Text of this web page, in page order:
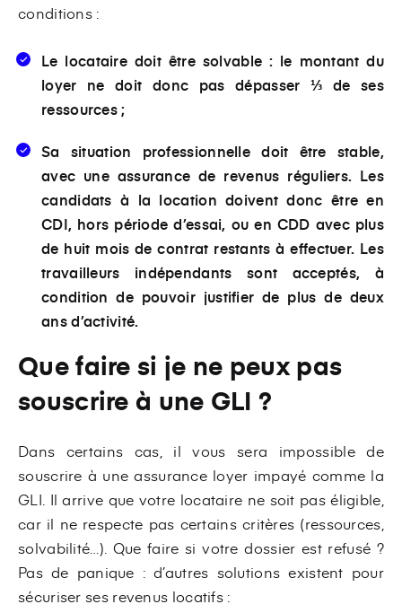
conditions :
Le locataire doit être solvable : le montant du
loyer ne doit donc pas dépasser ⅓ de ses
ressources ;
Sa situation professionnelle doit être stable,
avec une assurance de revenus réguliers. Les
candidats à la location doivent donc être en
CDI, hors période d’essai, ou en CDD avec plus
de huit mois de contrat restants à effectuer. Les
travailleurs indépendants sont acceptés, à
condition de pouvoir justifier de plus de deux
ans d’activité.
Que faire si je ne peux pas
souscrire à une GLI ?
Dans certains cas, il vous sera impossible de
souscrire à une assurance loyer impayé comme la
GLI. Il arrive que votre locataire ne soit pas éligible,
car il ne respecte pas certains critères (ressources,
solvabilité…). Que faire si votre dossier est refusé ?
Pas de panique : d’autres solutions existent pour
sécuriser ses revenus locatifs :